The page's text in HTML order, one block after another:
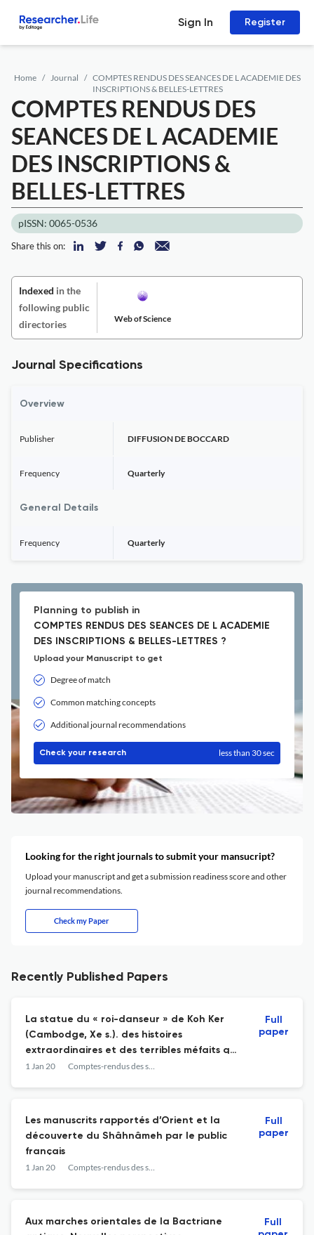
Sign In Register
Home Journal
COMPTES RENDUS DES SEANCES DE L ACADEMIE DES
INSCRIPTIONS & BELLES-LETTRES
COMPTES RENDUS DES
SEANCES DE L ACADEMIE
DES INSCRIPTIONS &
BELLES-LETTRES
pISSN: 0065-0536
Share this on:
Indexed in the
following public
directories
Web of Science
Journal Specifications
Overview
Publisher DIFFUSION DE BOCCARD
Frequency Quarterly
General Details
Frequency Quarterly
Planning to publish in
COMPTES RENDUS DES SEANCES DE L ACADEMIE
DES INSCRIPTIONS & BELLES-LETTRES ?
Upload your Manuscript to get
Degree of match
Common matching concepts
Additional journal recommendations
Check your research less than 30 sec
Looking for the right journals to submit your mansucript?
Upload your manuscript and get a submission readiness score and other
journal recommendations.
Check my Paper
Recently Published Papers
La statue du « roi-danseur » de Koh Ker
(Cambodge, Xe s.). des histoires
extraordinaires et des terribles méfaits qui
décidèrent de sa restauration
1 Jan 20 Comptes-rendus des séances de l année - Académie des inscriptions et belles-lettres
Full
paper
Les manuscrits rapportés d’Orient et la
découverte du Shâhnâmeh par le public
français
1 Jan 20 Comptes-rendus des séances de l année - Académie des inscriptions et belles-lettres
Full
paper
Aux marches orientales de la Bactriane
Full